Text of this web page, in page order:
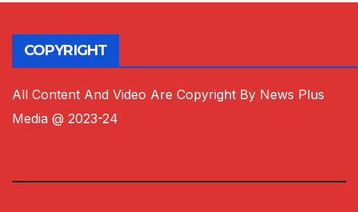
COPYRIGHT
All Content And Video Are Copyright By News Plus
Media @ 2023-24